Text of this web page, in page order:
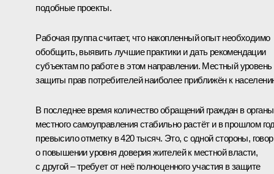
подобные проекты.
Рабочая группа считает, что накопленный опыт необходимо
обобщить, выявить лучшие практики и дать рекомендации
субъектам по работе в этом направлении. Местный уровень
защиты прав потребителей наиболее приближён к
В последнее время количество обращений граждан в органы
местного самоуправления стабильно растёт и в прошлом
превысило отметку в 420 тысяч. Это, с одной стороны,
о повышении уровня доверия жителей к местной власти,
с другой – требует от неё полноценного участия в защите